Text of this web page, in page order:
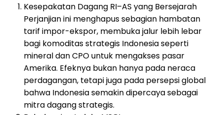
Kesepakatan Dagang RI–AS yang Bersejarah
Perjanjian ini menghapus sebagian hambatan
tarif impor-ekspor, membuka jalur lebih lebar
bagi komoditas strategis Indonesia seperti
mineral dan CPO untuk mengakses pasar
Amerika. Efeknya bukan hanya pada neraca
perdagangan, tetapi juga pada persepsi global
bahwa Indonesia semakin dipercaya sebagai
mitra dagang strategis.